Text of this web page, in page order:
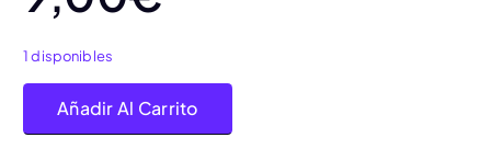
1 disponibles
Norma Editorial AO Ashi Nº28 cantidad
Añadir Al Carrito